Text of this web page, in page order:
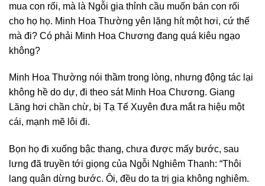
mua con rối, mà là Ngỗi gia thỉnh cầu muốn bán con rối
cho họ họ. Minh Hoa Thường yên lặng hít một hơi, cứ thế
mà đi? Có phải Minh Hoa Chương đang quá kiêu ngạo
không?
Minh Hoa Thường nói thầm trong lòng, nhưng động tác lại
không hề do dự, đi theo sát Minh Hoa Chương. Giang
Lăng hơi chần chừ, bị Tạ Tế Xuyên đưa mắt ra hiệu một
cái, mạnh mẽ lôi đi.
Bọn họ đi xuống bậc thang, chưa được mấy bước, sau
lưng đã truyền tới giọng của Ngỗi Nghiêm Thanh: “Thôi
lang quân dừng bước. Ôi, đều do ta trị gia không nghiêm.